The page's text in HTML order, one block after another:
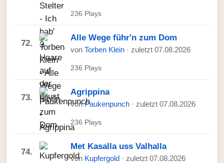
236 Plays
72.
Alle Wege führ'n zum Dom
von Torben Klein · zuletzt 07.08.2026
236 Plays
73.
Agrippina
vonPaukenpunch · zuletzt 07.08.2026
236 Plays
74.
Met Kasalla uss Valhalla
von Kupfergold · zuletzt 07.08.2026